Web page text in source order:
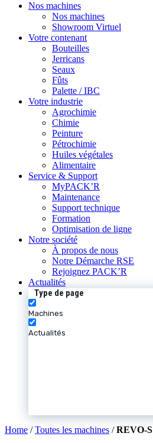
Nos machines
Nos machines
Showroom Virtuel
Votre contenant
Bouteilles
Jerricans
Seaux
Fûts
Palette / IBC
Votre industrie
Agrochimie
Chimie
Peinture
Pétrochimie
Huiles végétales
Alimentaire
Service & Support
MyPACK’R
Maintenance
Support technique
Formation
Optimisation de ligne
Notre société
À propos de nous
Notre Démarche RSE
Rejoignez PACK’R
Actualités
Type de page
Machines
Actualités
Home /Toutes les machines /REVO-S